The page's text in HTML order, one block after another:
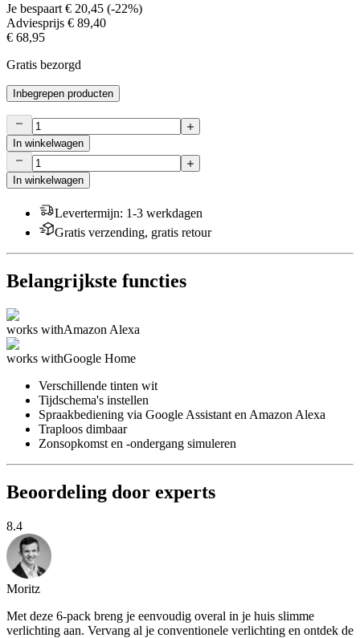
Je bespaart € 20,45 (-22%)
Adviesprijs € 89,40
€ 68,95
Gratis bezorgd
Inbegrepen producten
In winkelwagen
In winkelwagen
Levertermijn: 1-3 werkdagen
Gratis verzending, gratis retour
Belangrijkste functies
works withAmazon Alexa
works withGoogle Home
Verschillende tinten wit
Tijdschema's instellen
Spraakbediening via Google Assistant en Amazon Alexa
Traploos dimbaar
Zonsopkomst en -ondergang simuleren
Beoordeling door experts
8.4
Moritz
Met deze 6-pack breng je eenvoudig overal in je huis slimme
verlichting aan. Vervang al je conventionele verlichting en ontdek de